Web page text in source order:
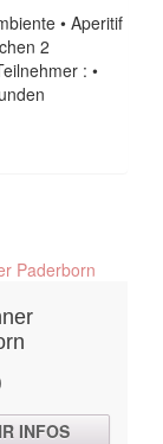
• Aperitif
2
: •
INFOS